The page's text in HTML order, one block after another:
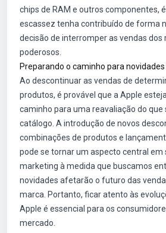
chips de RAM e outros componentes,
escassez tenha contribuído de forma
decisão de interromper as vendas dos
poderosos.
Preparando o caminho para novidades
Ao descontinuar as vendas de
produtos, é provável que a Apple
caminho para uma reavaliação do que
catálogo. A introdução de novos
combinações de produtos e
pode se tornar um aspecto central em
marketing à medida que buscamos
novidades afetarão o futuro das
marca. Portanto, ficar atento às
Apple é essencial para os
mercado.